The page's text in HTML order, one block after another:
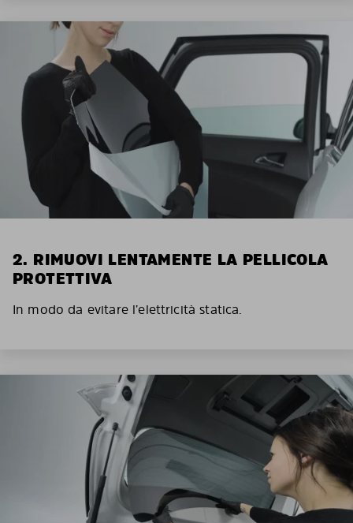
2. RIMUOVI LENTAMENTE LA PELLICOLA
PROTETTIVA
In modo da evitare l’elettricità statica.